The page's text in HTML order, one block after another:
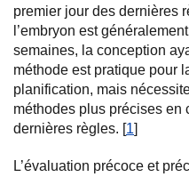
premier jour des dernières
l’embryon est
semaines, la conception
méthode est pratique pour
planification, mais
méthodes plus précises en
dernières règles. [1]
L’évaluation précoce et